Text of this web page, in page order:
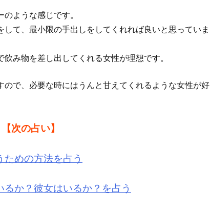
ような感じです。
て、最小限の手出しをしてくれれば良いと思っていま
み物を差し出してくれる女性が理想です。
で、必要な時にはうんと甘えてくれるような女性が好
【次の占い】
めの方法を占う
か？彼女はいるか？を占う